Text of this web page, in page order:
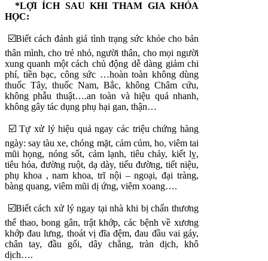
*LỢI ÍCH SAU KHI THAM GIA KHÓA
HỌC:
☑️Biết cách đánh giá tình trạng sức khỏe cho bản
thân mình, cho trẻ nhỏ, người thân, cho mọi người
xung quanh một cách chủ động dễ dàng giảm chi
phí, tiền bạc, công sức …hoàn toàn không dùng
thuốc Tây, thuốc Nam, Bắc, không Châm cứu,
không phẫu thuật….an toàn và hiệu quả nhanh,
không gây tác dụng phụ hại gan, thận…
☑️ Tự xử lý hiệu quả ngay các triệu chứng hàng
ngày: say tàu xe, chóng mặt, cảm cúm, ho, viêm tai
mũi họng, nóng sốt, cảm lạnh, tiêu chảy, kiết lỵ,
tiêu hóa, đường ruột, dạ dày, tiểu đường, tiết niệu,
phụ khoa , nam khoa, trĩ nội – ngoại, đại tràng,
bàng quang, viêm mũi dị ứng, viêm xoang….
☑️Biết cách xử lý ngay tại nhà khi bị chấn thương
thể thao, bong gân, trật khớp, các bệnh về xương
khớp đau lưng, thoát vị đĩa đệm, đau đầu vai gáy,
chân tay, đầu gối, dây chằng, tràn dịch, khô
dịch….